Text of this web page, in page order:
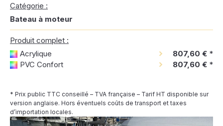
Catégorie :
Bateau à moteur
Produit complet :
Acrylique
807,60 € *
PVC Confort
807,60 € *
* Prix public TTC conseillé – TVA française – Tarif HT disponible sur
version anglaise. Hors éventuels coûts de transport et taxes
d’importation locales.